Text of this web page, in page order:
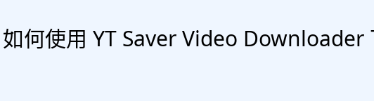
如何使用 YT Saver Video Downloader